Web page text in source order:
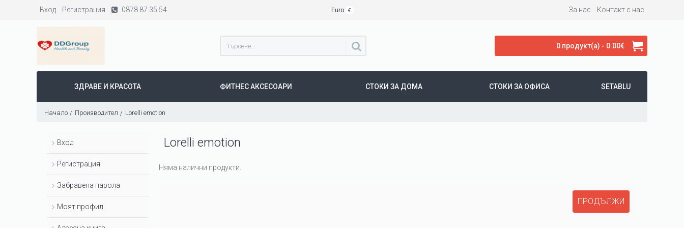
Вход Регистрация 0878 87 35 54 Euro € За нас Контакт с нас
0 продукт(а) - 0.00€
ЗДРАВЕ И КРАСОТА ФИТНЕС АКСЕСОАРИ СТОКИ ЗА ДОМА СТОКИ ЗА ОФИСА SETABLU
Начало Производител Lorelli emotion
Вход
Регистрация
Забравена парола
Моят профил
Lorelli emotion
Няма налични продукти.
ПРОДЪЛЖИ